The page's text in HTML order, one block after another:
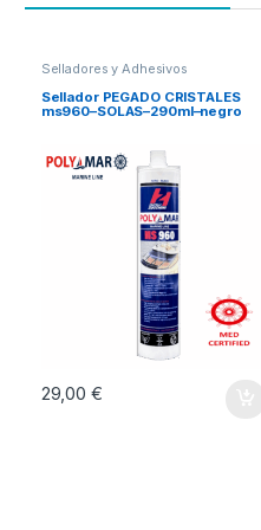
Selladores y Adhesivos
Sellador PEGADO CRISTALES
ms960–SOLAS–290ml–negro
29,00 €